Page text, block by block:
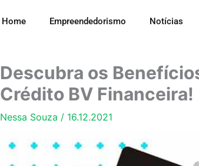
Home Empreendedorismo Notícias
Descubra os
Crédito BV Financeira!
Nessa Souza / 16.12.2021